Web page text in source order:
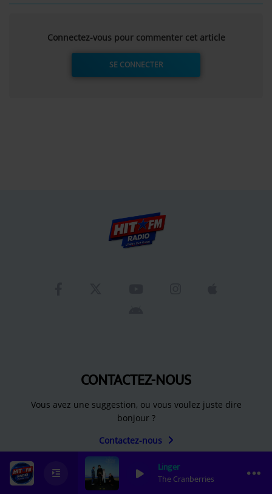
Linger
The Cranberries
0 0
Connectez-vous pour commenter cet article
SE CONNECTER
CONTACTEZ-NOUS
Vous avez une suggestion, ou vous voulez juste dire
bonjour ?
Contactez-nous